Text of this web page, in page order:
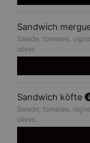
Sandwich
Salade, tomates,
olives
Sandwich köfte
Salade, tomates,
olives